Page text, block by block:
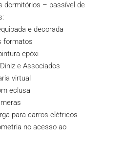
dormitórios – passível de
e decorada
formatos
epóxi
e Associados
virtual
eclusa
para carros elétricos
no acesso ao